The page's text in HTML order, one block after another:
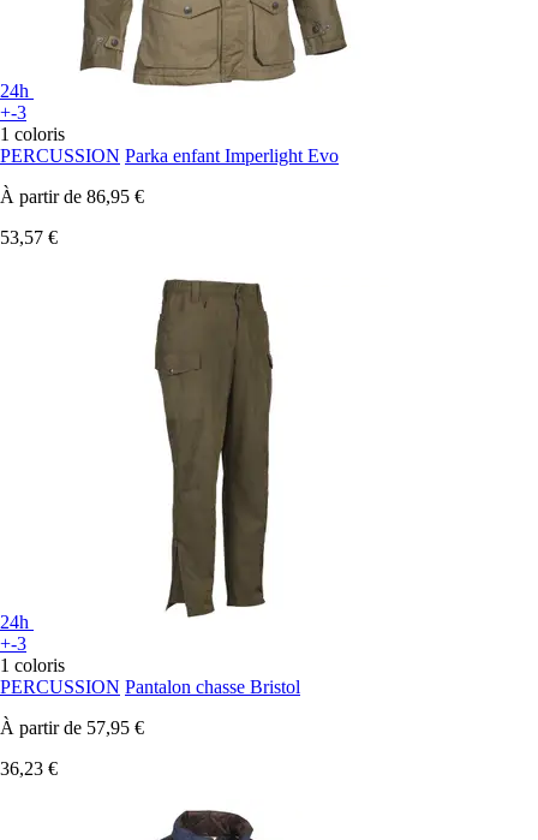
24h
+-3
1 coloris
PERCUSSION Parka enfant Imperlight Evo
À partir de 86,95 €
53,57 €
24h
+-3
1 coloris
PERCUSSION Pantalon chasse Bristol
À partir de 57,95 €
36,23 €